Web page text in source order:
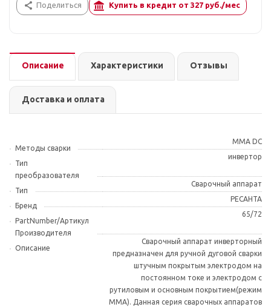
Поделиться Купить в кредит от 327 руб./мес
Описание Характеристики Отзывы
Доставка и оплата
Методы сварки
ММА DC
Тип
преобразователя
инвертор
Тип
Сварочный аппарат
Бренд
РЕСАНТА
PartNumber/Артикул
Производителя
65/72
Описание
Сварочный аппарат инверторный
предназначен для ручной дуговой сварки
штучным покрытым электродом на
постоянном токе и электродом с
рутиловым и основным покрытием(режим
ММА). Данная серия сварочных аппаратов